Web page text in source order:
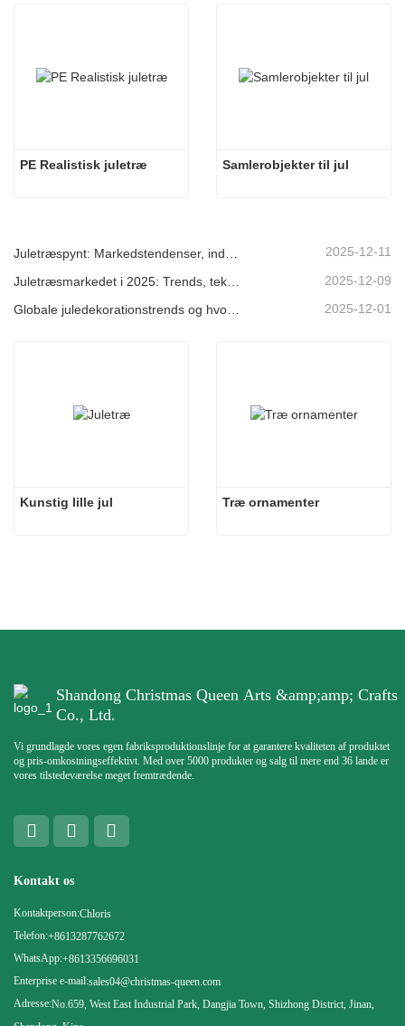
PE Realistisk juletræ Samlerobjekter til jul
2025-12-11
2025-12-09
2025-12-01
Kunstig lille jul Træ ornamenter
Shandong Christmas Queen Arts &amp;amp; Crafts
Co., Ltd.
Vi grundlagde vores egen fabriksproduktionslinje for at garantere kvaliteten af ​​produktet
og pris-omkostningseffektivt. Med over 5000 produkter og salg til mere end 36 lande er
vores tilstedeværelse meget fremtrædende.
Kontakt os
Kontaktperson:Chloris
Telefon:+8613287762672
WhatsApp:+8613356696031
Enterprise e-mail:sales04@christmas-queen.com
Adresse:No.659, West East Industrial Park, Dangjia Town, Shizhong District, Jinan,